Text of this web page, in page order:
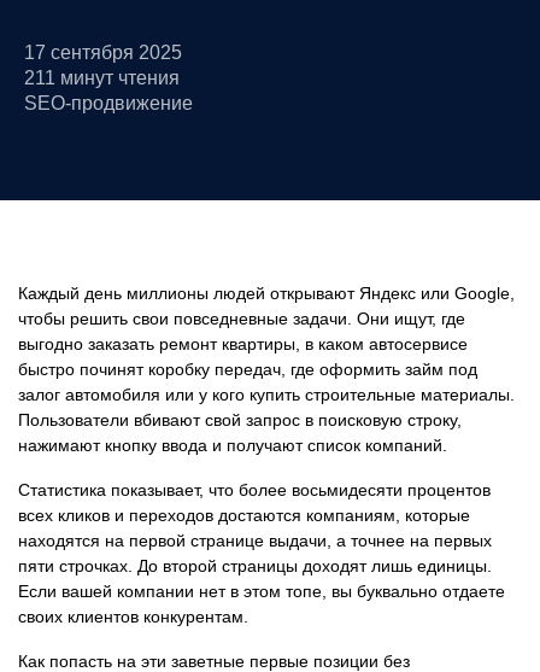
17 сентября 2025
211 минут чтения
SEO-продвижение
Каждый день миллионы людей открывают Яндекс или Google,
чтобы решить свои повседневные задачи. Они ищут, где
выгодно заказать ремонт квартиры, в каком автосервисе
быстро починят коробку передач, где оформить займ под
залог автомобиля или у кого купить строительные материалы.
Пользователи вбивают свой запрос в поисковую строку,
нажимают кнопку ввода и получают список компаний.
Статистика показывает, что более восьмидесяти процентов
всех кликов и переходов достаются компаниям, которые
находятся на первой странице выдачи, а точнее на первых
пяти строчках. До второй страницы доходят лишь единицы.
Если вашей компании нет в этом топе, вы буквально отдаете
своих клиентов конкурентам.
Как попасть на эти заветные первые позиции без